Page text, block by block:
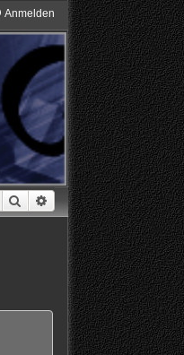
Anmelden
Suche Erweiterte Suche